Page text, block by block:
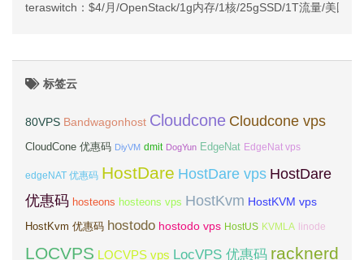
teraswitch：$4/月/OpenStack/1g内存/1核/25gSSD/1T流量/美国东
标签云
80VPS Bandwagonhost Cloudcone Cloudcone vps
CloudCone 优惠码 DiyVM dmit DogYun EdgeNat EdgeNat vps
edgeNAT 优惠码 HostDare HostDare vps HostDare
优惠码 hosteons hosteons vps HostKvm HostKVM vps
HostKvm 优惠码 hostodo hostodo vps HostUS KVMLA linode
LOCVPS LOCVPS vps LocVPS 优惠码 racknerd